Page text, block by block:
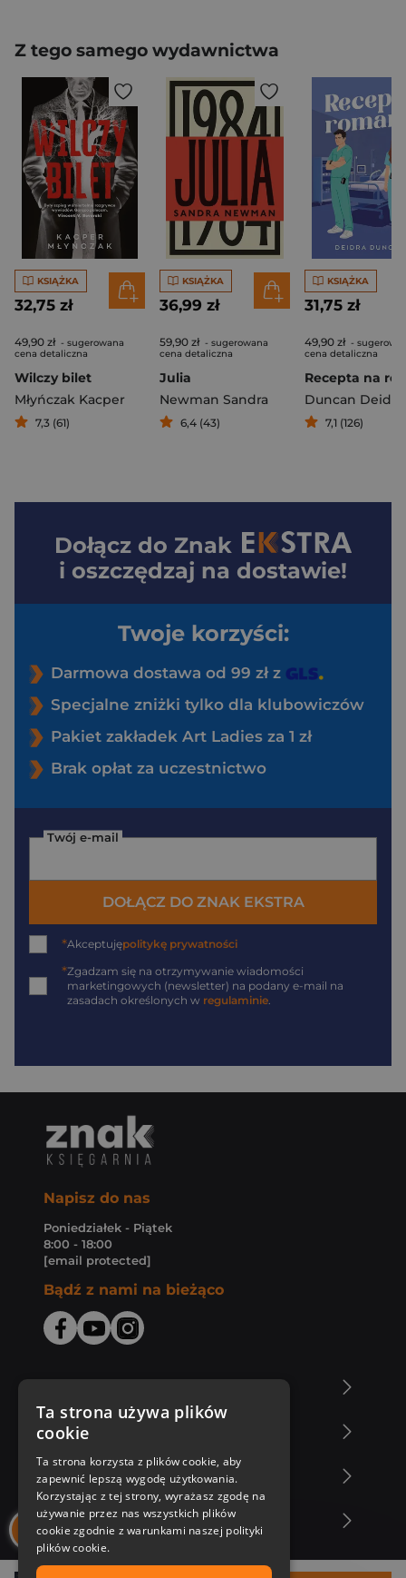
Z tego samego wydawnictwa
KSIĄŻKA
32,75 zł
49,90 zł - sugerowana
cena detaliczna
Wilczy bilet
Młyńczak Kacper
7,3 (61)
KSIĄŻKA
36,99 zł
59,90 zł - sugerowana
cena detaliczna
Julia
Newman Sandra
6,4 (43)
KSIĄŻKA
31,75 zł
49,90 zł -
cena detaliczna
Recepta na
Duncan Deidra
7,1 (126)
Dołącz do Znak
i oszczędzaj na dostawie!
Twoje korzyści:
Darmowa dostawa od 99 zł z
Specjalne zniżki tylko dla klubowiczów
Pakiet zakładek Art Ladies za 1 zł
Brak opłat za uczestnictwo
Twój e-mail
DOŁĄCZ DO ZNAK EKSTRA
*Akceptujępolitykę prywatności
*Zgadzam się na otrzymywanie wiadomości
marketingowych (newsletter) na podany e-mail na
zasadach określonych w regulaminie.
Napisz do nas
Poniedziałek - Piątek
8:00 - 18:00
[email protected]
Bądź z nami na bieżąco
Zakupy u nas
Nasza oferta
Nasi autorzy
Ta strona używa plików
cookie
Ta strona korzysta z plików cookie, aby
zapewnić lepszą wygodę użytkowania.
Korzystając z tej strony, wyrażasz zgodę na
używanie przez nas wszystkich plików
cookie zgodnie z warunkami naszej polityki
plików cookie.